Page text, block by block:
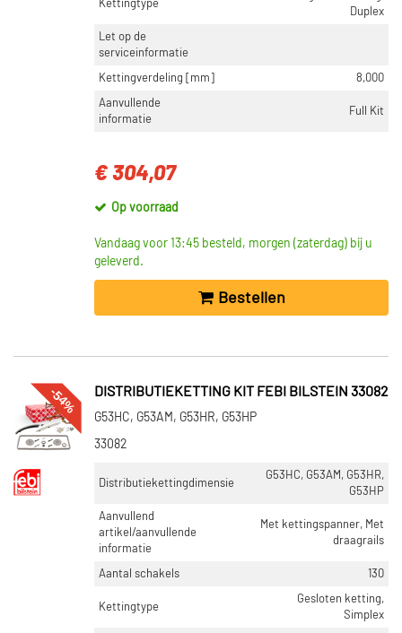
Kettingtype
Duplex
Let op de
serviceinformatie
Kettingverdeling [mm]
8,000
Aanvullende
informatie
Full Kit
€ 304,07
Op voorraad
Vandaag voor 13:45 besteld, morgen (zaterdag) bij u
geleverd.
Bestellen
-54% DISTRIBUTIEKETTING KIT FEBI BILSTEIN 33082
G53HC, G53AM, G53HR, G53HP
33082
Distributiekettingdimensie
G53HC, G53AM, G53HR,
G53HP
Aanvullend
artikel/aanvullende
informatie
Met kettingspanner, Met
draagrails
Aantal schakels 130
Kettingtype
Gesloten ketting,
Simplex